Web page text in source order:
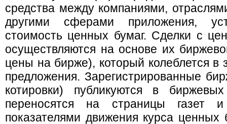
средства между компаниями,
другими сферами приложения,
стоимость ценных бумаг. Сделки с
осуществляются на основе их
цены на бирже), который колеблется в
предложения. Зарегистрированные
котировки) публикуются в
переносятся на страницы газет
показателями движения курса ценных